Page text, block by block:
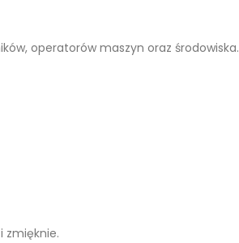
operatorów maszyn oraz środowiska.
zmięknie.